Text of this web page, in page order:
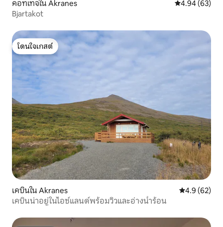
คอทเทจใน Akranes คะแนนเฉลี่ย
4.94 (63)
Bjartakot
โดนใจเกสต์
โดนใจเกสต์
เคบินใน Akranes คะแนนเฉลี่ย
4.9 (62)
เคบินน่าอยู่ในไอซ์แลนด์พร้อมวิวและอ่างน้ำร้อน